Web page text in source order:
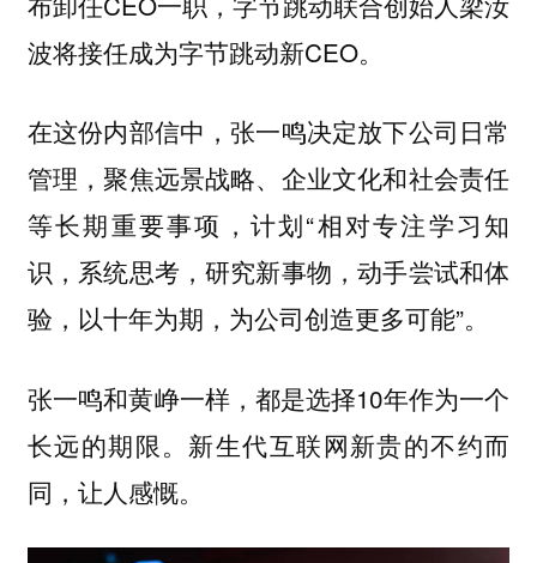
波将接任成为字节跳动新CEO。
在这份内部信中，张一鸣决定放下公司日常
管理，聚焦远景战略、企业文化和社会责任
等长期重要事项，计划“相对专注学习知
识，系统思考，研究新事物，动手尝试和体
验，以十年为期，为公司创造更多可能”。
张一鸣和黄峥一样，都是选择10年作为一个
长远的期限。新生代互联网新贵的不约而
同，让人感慨。